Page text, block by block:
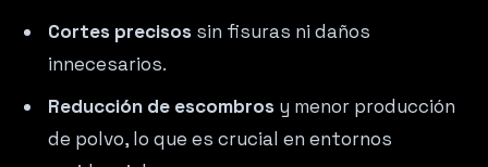
Cortes precisossin fisuras ni daños
innecesarios.
Reducción de escombrosy menor producción
de polvo, lo que es crucial en entornos